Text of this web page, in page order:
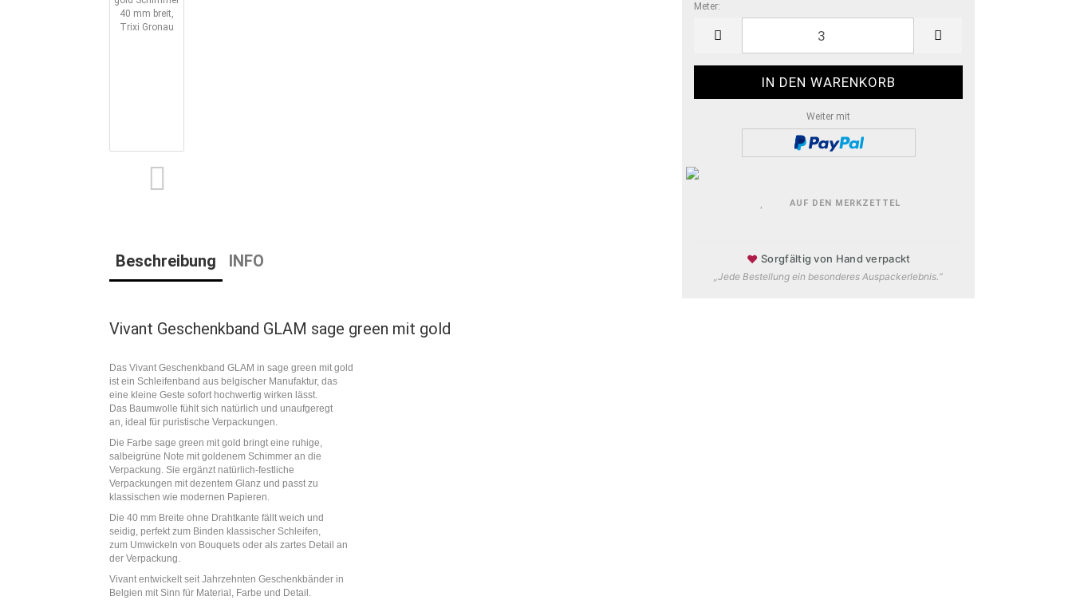
Meter:
Meter
Weiter mit
AUF DEN MERKZETTEL
♥ Sorgfältig von Hand verpackt
„Jede Bestellung ein besonderes Auspackerlebnis.“
Beschreibung INFO
Vivant Geschenkband GLAM sage green mit gold
Das Vivant Geschenkband GLAM in sage green mit gold
ist ein Schleifenband aus belgischer Manufaktur, das
eine kleine Geste sofort hochwertig wirken lässt.
Das Baumwolle fühlt sich natürlich und unaufgeregt
an, ideal für puristische Verpackungen.
Die Farbe sage green mit gold bringt eine ruhige,
salbeigrüne Note mit goldenem Schimmer an die
Verpackung. Sie ergänzt natürlich-festliche
Verpackungen mit dezentem Glanz und passt zu
klassischen wie modernen Papieren.
Die 40 mm Breite ohne Drahtkante fällt weich und
seidig, perfekt zum Binden klassischer Schleifen,
zum Umwickeln von Bouquets oder als zartes Detail an
der Verpackung.
Vivant entwickelt seit Jahrzehnten Geschenkbänder in
Belgien mit Sinn für Material, Farbe und Detail.